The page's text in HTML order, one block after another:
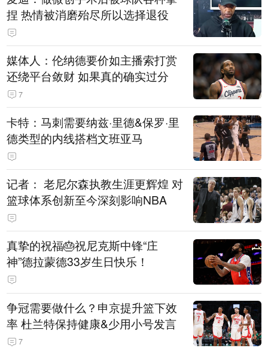
捏 热情被消磨殆尽所以选择退役
媒体人：伦纳德要价如主播索打赏
还绕平台敛财 如果真的确实过分
7
卡特：马刺需要纳兹·里德&保罗·里
德类型的内线搭档文班亚马
记者： 老尼尔森执教生涯更辉煌 对
篮球体系创新至今深刻影响NBA
真挚的祝福🎂祝尼克斯中锋“庄
神”德拉蒙德33岁生日快乐！
争冠需要做什么？申京提升篮下效
率 杜兰特保持健康&少用小号发言
7